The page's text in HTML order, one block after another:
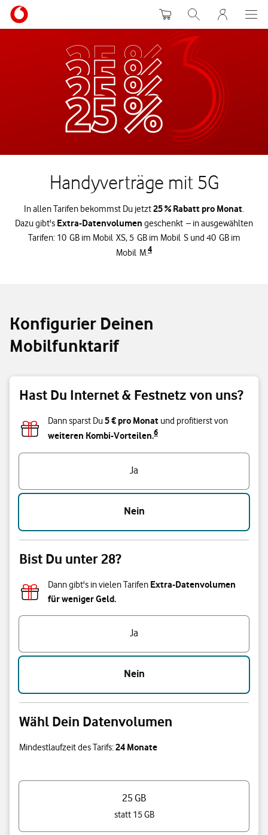
WarenkorbSuche MeinVodafone
Handyverträge mit 5G
In allen Tarifen bekommst Du jetzt25 % Rabatt pro Monat.
Dazu gibt's Extra-Datenvolumen geschenkt – in ausgewählten
Tarifen: 10 GB im Mobil XS, 5 GB im Mobil S und 40 GB im
Mobil M.4
Konfigurier Deinen
Mobilfunktarif
Hast Du Internet & Festnetz von uns?
Dann sparst Du5 € pro Monat und profitierst von
weiteren Kombi-Vorteilen.6
Hast Du Internet & Festnetz von uns?
Ja
Nein
Bist Du unter 28?
Dann gibt's in vielen Tarifen Extra-Datenvolumen
für weniger Geld.
Bist Du unter 28?
Ja
Nein
Wähl Dein Datenvolumen
Mindestlaufzeit des Tarifs:24 Monate
Wähl Dein Datenvolumen
25 GB
statt 15 GB